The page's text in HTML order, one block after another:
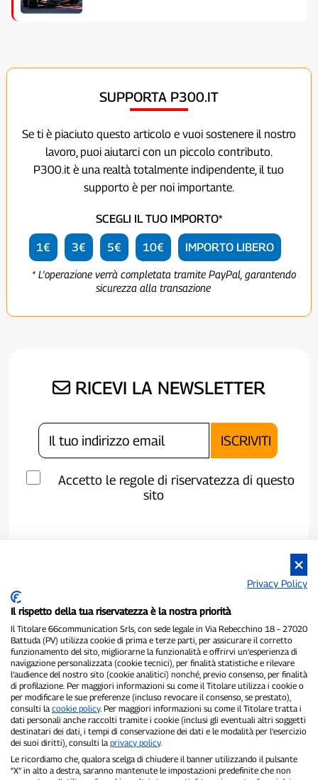
SUPPORTA P300.IT
Se ti è piaciuto questo articolo e vuoi sostenere il nostro
lavoro, puoi aiutarci con un piccolo contributo.
P300.it è una realtà totalmente indipendente, il tuo
supporto è per noi importante.
SCEGLI IL TUO IMPORTO*
1€ 3€ 5€ 10€ IMPORTO LIBERO
* L'operazione verrà completata tramite PayPal, garantendo
sicurezza alla transazione
RICEVI LA NEWSLETTER
Accetto le regole di riservatezza di questo
sito
P300.it è una Testata Giornalistica indipendente
Registrazione numero 1/2021 del 1/2/2021 - Tribunale di Pavia
Proprietario ed editore:66communication Srls- P.IVA
02798890188
Direttore Responsabile:Alessandro Secchi- Vicedirettore:Federico
Benedusi
Privacy Policy
Il rispetto della tua riservatezza è la nostra priorità
Il Titolare 66communication Srls, con sede legale in Via Rebecchino 18 – 27020
Battuda (PV) utilizza cookie di prima e terze parti, per assicurare il corretto
funzionamento del sito, migliorarne la funzionalità e offrirvi un’esperienza di
navigazione personalizzata (cookie tecnici), per finalità statistiche e rilevare
l’audience del nostro sito (cookie analitici) nonché, previo consenso, per finalità
di profilazione. Per maggiori informazioni su come il Titolare utilizza i cookie o
per modificare le sue preferenze (incluso revocare il consenso, se prestato),
consulti la cookie policy. Per maggiori informazioni su come il Titolare tratta i
dati personali anche raccolti tramite i cookie (inclusi gli eventuali altri soggetti
destinatari dei dati, i tempi di conservazione dei dati e le modalità per l’esercizio
dei suoi diritti), consulti la privacy policy.
Le ricordiamo che, qualora scelga di chiudere il banner utilizzando il pulsante
“X” in alto a destra, saranno mantenute le impostazioni predefinite che non